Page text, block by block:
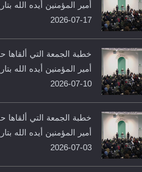
أمير المؤمنين أيده الله
17-07-2026
خطبة الجمعة التي ألقاها
أمير المؤمنين أيده الله
10-07-2026
خطبة الجمعة التي ألقاها
أمير المؤمنين أيده الله
03-07-2026